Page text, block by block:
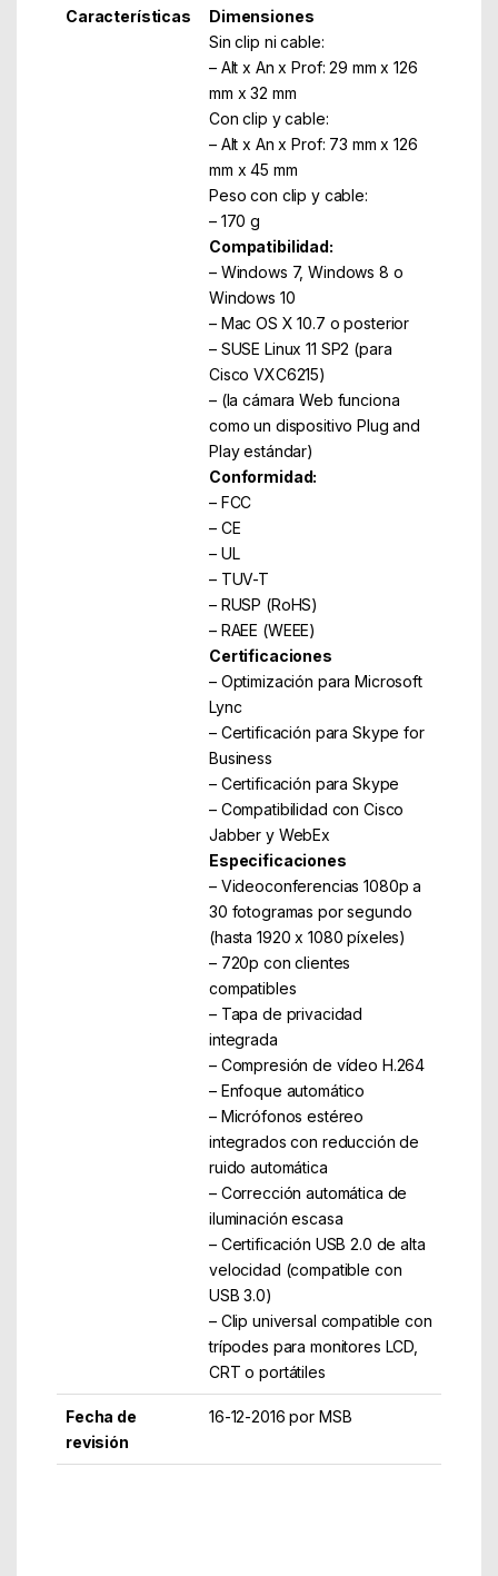
Características
Dimensiones
Sin clip ni cable:
– Alt x An x Prof: 29 mm x 126
mm x 32 mm
Con clip y cable:
– Alt x An x Prof: 73 mm x 126
mm x 45 mm
Peso con clip y cable:
– 170 g
Compatibilidad:
– Windows 7, Windows 8 o
Windows 10
– Mac OS X 10.7 o posterior
– SUSE Linux 11 SP2 (para
Cisco VXC6215)
– (la cámara Web funciona
como un dispositivo Plug and
Play estándar)
Conformidad:
– FCC
– CE
– UL
– TUV-T
– RUSP (RoHS)
– RAEE (WEEE)
Certificaciones
– Optimización para Microsoft
Lync
– Certificación para Skype for
Business
– Certificación para Skype
– Compatibilidad con Cisco
Jabber y WebEx
Especificaciones
– Videoconferencias 1080p a
30 fotogramas por segundo
(hasta 1920 x 1080 píxeles)
– 720p con clientes
compatibles
– Tapa de privacidad
integrada
– Compresión de vídeo H.264
– Enfoque automático
– Micrófonos estéreo
integrados con reducción de
ruido automática
– Corrección automática de
iluminación escasa
– Certificación USB 2.0 de alta
velocidad (compatible con
USB 3.0)
– Clip universal compatible con
trípodes para monitores LCD,
CRT o portátiles
Fecha de
revisión
16-12-2016 por MSB